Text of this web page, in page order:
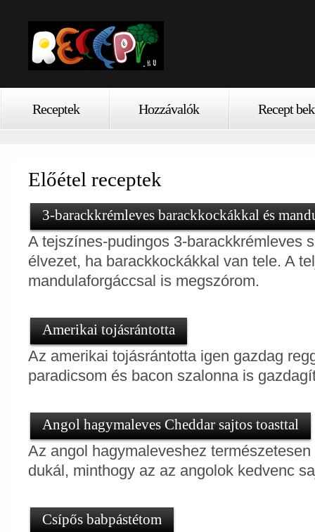
Receptek Hozzávalók Recept
Előétel receptek
3-barackkrémleves barackkockákkal és
A tejszínes-pudingos 3-barackkrémleves
élvezet, ha barackkockákkal van tele. A
mandulaforgáccsal is megszórom.
Amerikai tojásrántotta
Az amerikai tojásrántotta igen gazdag
paradicsom és bacon szalonna is
Angol hagymaleves Cheddar sajtos toasttal
Az angol hagymaleveshez
dukál, minthogy az az angolok kedvenc
Csípős babpástétom